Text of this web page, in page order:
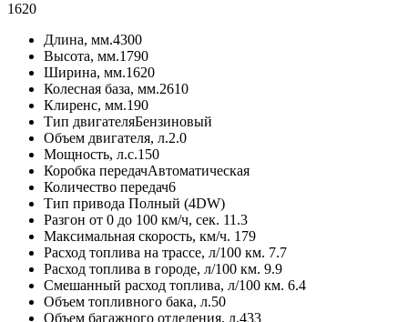
1620
Длина, мм.4300
Высота, мм.1790
Ширина, мм.1620
Колесная база, мм.2610
Клиренс, мм.190
Тип двигателяБензиновый
Объем двигателя, л.2.0
Мощность, л.с.150
Коробка передачАвтоматическая
Количество передач6
Тип привода Полный (4DW)
Разгон от 0 до 100 км/ч, сек. 11.3
Максимальная скорость, км/ч. 179
Расход топлива на трассе, л/100 км. 7.7
Расход топлива в городе, л/100 км. 9.9
Смешанный расход топлива, л/100 км. 6.4
Объем топливного бака, л.50
Объем багажного отделения, л.433